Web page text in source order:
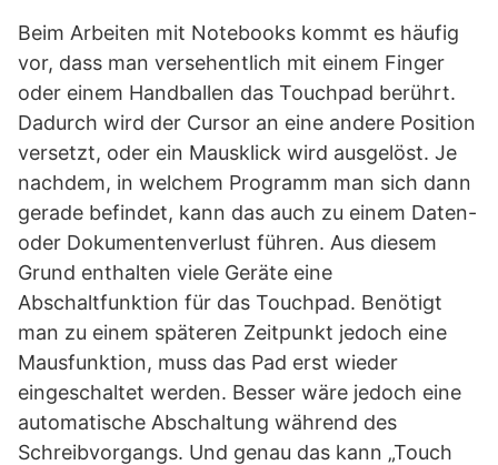
Beim Arbeiten mit Notebooks kommt es häufig
vor, dass man versehentlich mit einem Finger
oder einem Handballen das Touchpad berührt.
Dadurch wird der Cursor an eine andere Position
versetzt, oder ein Mausklick wird ausgelöst. Je
nachdem, in welchem Programm man sich dann
gerade befindet, kann das auch zu einem Daten-
oder Dokumentenverlust führen. Aus diesem
Grund enthalten viele Geräte eine
Abschaltfunktion für das Touchpad. Benötigt
man zu einem späteren Zeitpunkt jedoch eine
Mausfunktion, muss das Pad erst wieder
eingeschaltet werden. Besser wäre jedoch eine
automatische Abschaltung während des
Schreibvorgangs. Und genau das kann „Touch